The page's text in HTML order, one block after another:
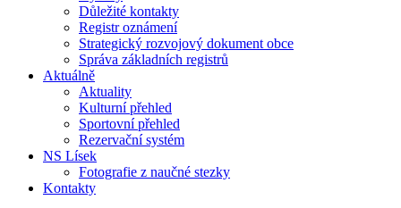
Důležité kontakty
Registr oznámení
Strategický rozvojový dokument obce
Správa základních registrů
Aktuálně
Aktuality
Kulturní přehled
Sportovní přehled
Rezervační systém
NS Lísek
Fotografie z naučné stezky
Kontakty